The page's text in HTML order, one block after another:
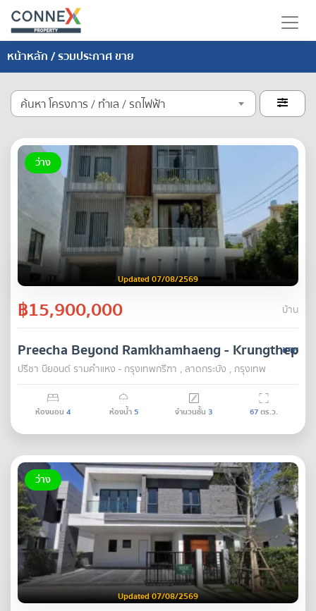
หน้าหลัก/ รวมประกาศ ขาย
ค้นหา โครงการ / ทำเล / รถไฟฟ้า 
ว่าง
Updated 07/08/2569
฿15,900,000 บ้าน
ขาย
Preecha Beyond Ramkhamhaeng -
ปรีชา บียอนด์ รามคำแหง - กรุงเทพกรีฑา , ลาดกระบัง , กรุงเทพ
ห้องนอน 4 ห้องน้ำ5 จำนวนชั้น 3 67ตร.ว.
ว่าง
Updated 07/08/2569